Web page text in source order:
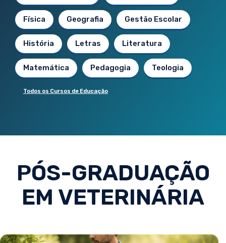
Física Geografia Gestão Escolar
História Letras Literatura
Matemática Pedagogia Teologia
Todos os Cursos de Educação
PÓS-GRADUAÇÃO
EM VETERINÁRIA